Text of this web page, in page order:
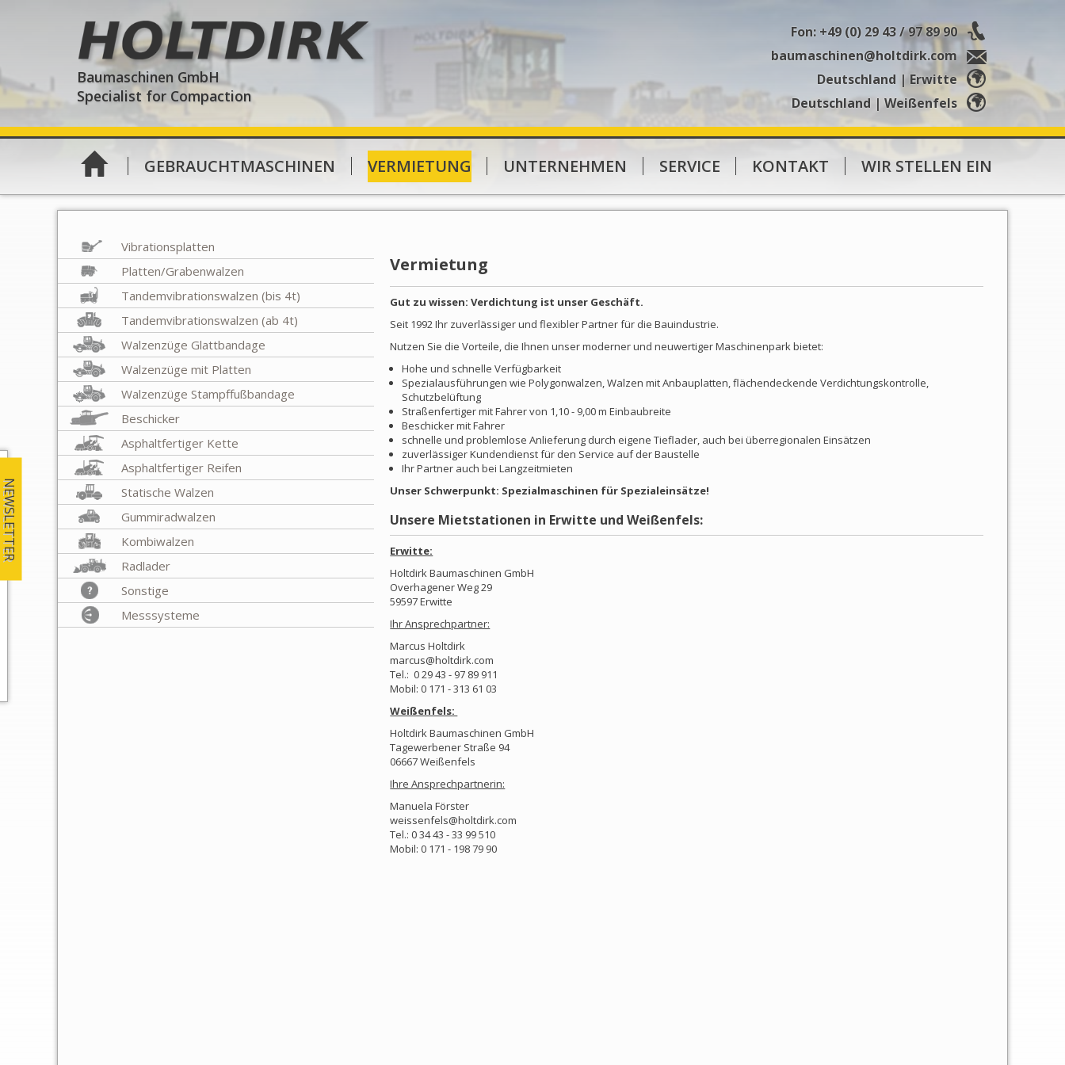
NEWSLETTER
Holtdirk
Baumaschinen GmbH
Specialist for Compaction
Fon: +49 (0) 29 43 / 97 89 90
baumaschinen@holtdirk.com
Deutschland | Erwitte
Deutschland | Weißenfels
GEBRAUCHTMASCHINEN VERMIETUNG UNTERNEHMEN SERVICE KONTAKT WIR STELLEN EIN
Vibrationsplatten
Platten/Grabenwalzen
Tandemvibrationswalzen (bis 4t)
Tandemvibrationswalzen (ab 4t)
Walzenzüge Glattbandage
Walzenzüge mit Platten
Walzenzüge Stampffußbandage
Beschicker
Asphaltfertiger Kette
Asphaltfertiger Reifen
Statische Walzen
Gummiradwalzen
Kombiwalzen
Radlader
Sonstige
Messsysteme
Vermietung
Gut zu wissen: Verdichtung ist unser Geschäft.
Seit 1992 Ihr zuverlässiger und flexibler Partner für die Bauindustrie.
Nutzen Sie die Vorteile, die Ihnen unser moderner und neuwertiger Maschinenpark bietet:
Hohe und schnelle Verfügbarkeit
Spezialausführungen wie Polygonwalzen, Walzen mit Anbauplatten, flächendeckende Verdichtungskontrolle,
Schutzbelüftung
Straßenfertiger mit Fahrer von 1,10 - 9,00 m Einbaubreite
Beschicker mit Fahrer
schnelle und problemlose Anlieferung durch eigene Tieflader, auch bei überregionalen Einsätzen
zuverlässiger Kundendienst für den Service auf der Baustelle
Ihr Partner auch bei Langzeitmieten
Unser Schwerpunkt: Spezialmaschinen für Spezialeinsätze!
Unsere Mietstationen in Erwitte und Weißenfels:
Erwitte:
Holtdirk Baumaschinen GmbH
Overhagener Weg 29
59597 Erwitte
Ihr Ansprechpartner:
Marcus Holtdirk
marcus@holtdirk.com
Tel.: 0 29 43 - 97 89 911
Mobil: 0 171 - 313 61 03
Weißenfels:
Holtdirk Baumaschinen GmbH
Tagewerbener Straße 94
06667 Weißenfels
Ihre Ansprechpartnerin:
Manuela Förster
weissenfels@holtdirk.com
Tel.: 0 34 43 - 33 99 510
Mobil: 0 171 - 198 79 90